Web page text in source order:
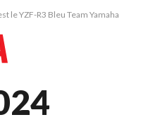
le YZF-R3 Bleu Team Yamaha